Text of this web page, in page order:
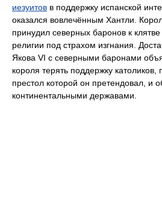
иезуитов в поддержку испанской
оказался вовлечённым Хантли.
принудил северных баронов к клятве
религии под страхом изгнания.
Якова VI с северными баронами
короля терять поддержку католиков,
престол которой он претендовал, и
континентальными державами.